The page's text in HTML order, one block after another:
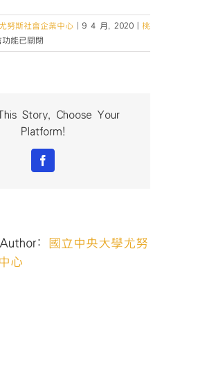
努斯社會企業中心 9 4 月, 2020
桃
桃
功能已關閉
Story, Choose Your
Platform!
Facebook
國立中央大學尤努
心